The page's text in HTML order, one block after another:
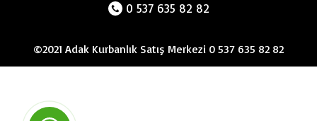
0 537 635 82 82
©2021 Adak Kurbanlık Satış Merkezi 0 537 635 82 82